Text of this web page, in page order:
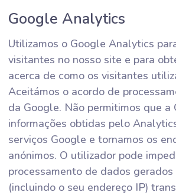
PlayZool/PlayTouch
GameHouse e Real Networks
WellGames/Absolutist
GameDistribution
Google Analytics
Utilizamos o Google Analytics
visitantes no nosso site e para
acerca de como os visitantes
Aceitámos o acordo de
da Google. Não permitimos que a
informações obtidas pelo
serviços Google e tornamos os
anónimos. O utilizador pode
processamento de dados
(incluindo o seu endereço IP)